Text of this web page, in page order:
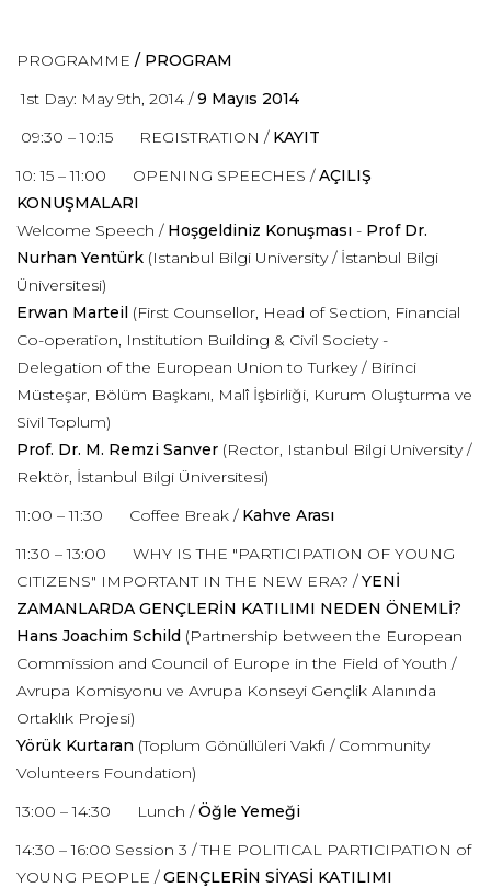
PROGRAMME / PROGRAM
1st Day: May 9th, 2014 /9 Mayıs 2014
09:30 – 10:15 REGISTRATION / KAYIT
10: 15 – 11:00 OPENING SPEECHES /AÇILIŞ
KONUŞMALARI
Welcome Speech / Hoşgeldiniz Konuşması - Prof Dr.
Nurhan Yentürk (Istanbul Bilgi University / İstanbul Bilgi
Üniversitesi)
Erwan Marteil (First Counsellor, Head of Section, Financial
Co-operation, Institution Building & Civil Society -
Delegation of the European Union to Turkey / Birinci
Müsteşar, Bölüm Başkanı, Malî İşbirliği, Kurum Oluşturma ve
Sivil Toplum)
Prof. Dr. M. Remzi Sanver (Rector, Istanbul Bilgi University /
Rektör, İstanbul Bilgi Üniversitesi)
11:00 – 11:30 Coffee Break / Kahve Arası
11:30 – 13:00 WHY IS THE "PARTICIPATION OF YOUNG
CITIZENS" IMPORTANT IN THE NEW ERA? /YENİ
ZAMANLARDA GENÇLERİN KATILIMI NEDEN ÖNEMLİ?
Hans Joachim Schild (Partnership between the European
Commission and Council of Europe in the Field of Youth /
Avrupa Komisyonu ve Avrupa Konseyi Gençlik Alanında
Ortaklık Projesi)
Yörük Kurtaran (Toplum Gönüllüleri Vakfı / Community
Volunteers Foundation)
13:00 – 14:30 Lunch /Öğle Yemeği
14:30 – 16:00 Session 3 / THE POLITICAL PARTICIPATION of
YOUNG PEOPLE /GENÇLERİN SİYASİ KATILIMI